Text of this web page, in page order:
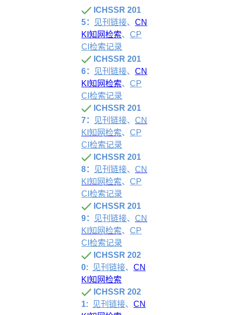
ICHSSR 201
5：
见刊链接、CN
KI知网检索、CP
CI检索记录
ICHSSR 201
6：
见刊链接、CN
KI知网检索、CP
CI检索记录
ICHSSR 201
7：
见刊链接、CN
KI知网检索、CP
CI检索记录
ICHSSR 201
8：
见刊链接、CN
KI知网检索、CP
CI检索记录
ICHSSR 201
9：
见刊链接、CN
KI知网检索、CP
CI检索记录
ICHSSR 202
0:
见刊链接、CN
KI知网检索
ICHSSR 202
1:
见刊链接、CN